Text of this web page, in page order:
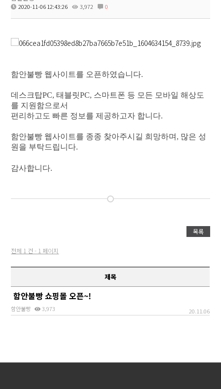
2020-11-06 12:43:26 3,972 0
함안불빵 웹사이트를 오픈하였습니다.
데스크탑PC, 태블릿PC, 스마트폰 등 모든 모바일 해상도
를 지원함으로서
편리하고도 빠른 정보를 제공하고자 합니다.
함안불빵 웹사이트를 종종 찾아주시길 희망하며, 많은 성
원을 부탁드립니다.
감사합니다.
목록
전체 1 건 - 1 페이지
제목
함안불빵 쇼핑몰 오픈~!
함안불빵 3,973 20.11.06